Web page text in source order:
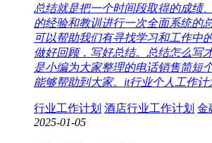
总结就是把一个时间段取得的成绩
的经验和教训进行一次全面系统的
可以帮助我们有寻找学习和工作中
做好回顾，写好总结。总结怎么写
是小编为大家整理的电话销售简短
能够帮助到大家。it行业个人工作计
行业工作计划 酒店行业工作计划 金
2025-01-05